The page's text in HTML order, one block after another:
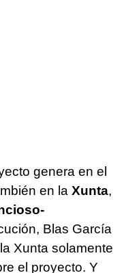
genera en el
en la Xunta,
Blas García
Xunta solamente
el proyecto. Y